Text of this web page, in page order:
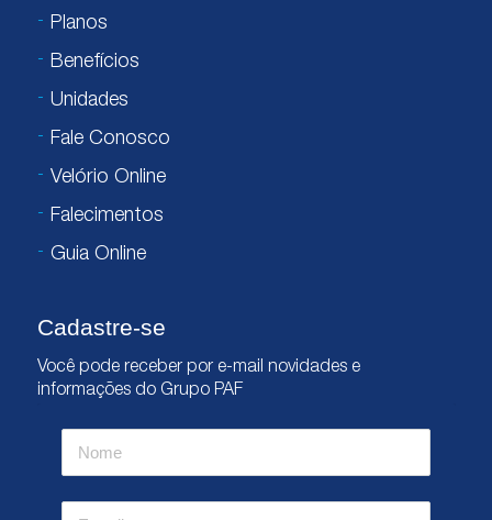
Planos
Benefícios
Unidades
Fale Conosco
Velório Online
Falecimentos
Guia Online
Cadastre-se
Você pode receber por e-mail novidades e
informações do Grupo PAF